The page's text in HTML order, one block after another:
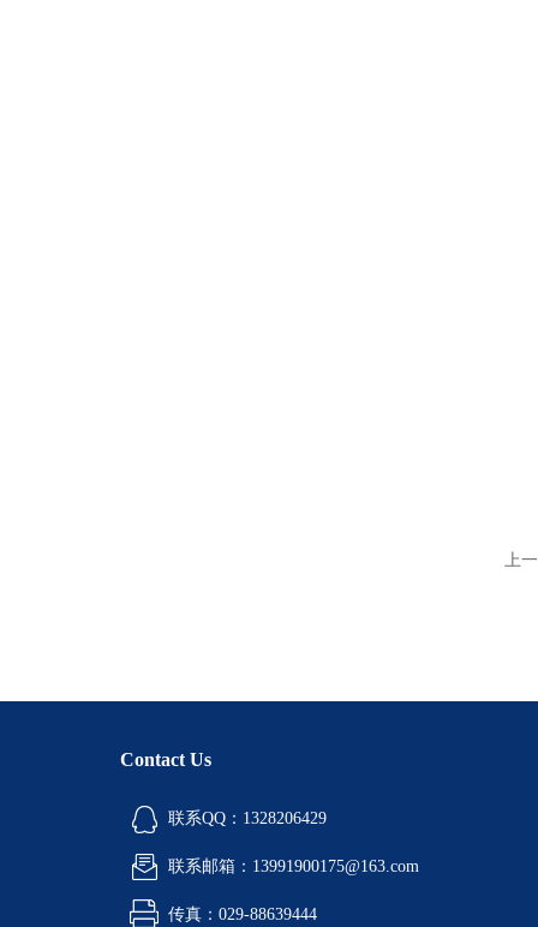
上
Contact Us
联系QQ：1328206429
联系邮箱：13991900175@163.com
传真：029-88639444